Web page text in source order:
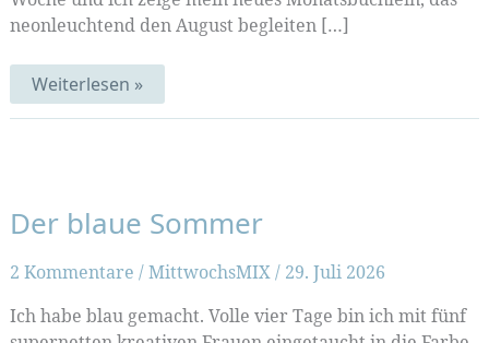
neonleuchtend den August begleiten […]
Radtour
in
die
Weiterlesen »
Der blaue Sommer
2 Kommentare /MittwochsMIX/ 29. Juli 2026
Ich habe blau gemacht. Volle vier Tage bin ich mit fünf